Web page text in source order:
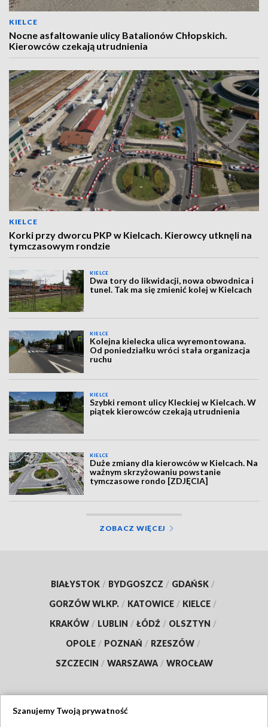
KIELCE
Nocne asfaltowanie ulicy Batalionów Chłopskich.
Kierowców czekają utrudnienia
KIELCE
Korki przy dworcu PKP w Kielcach. Kierowcy utknęli na
tymczasowym rondzie
KIELCE
Dwa tory do likwidacji, nowa obwodnica i
tunel. Tak ma się zmienić kolej w Kielcach
KIELCE
Kolejna kielecka ulica wyremontowana.
Od poniedziałku wróci stała organizacja
ruchu
KIELCE
Szybki remont ulicy Kleckiej w Kielcach. W
piątek kierowców czekają utrudnienia
KIELCE
Duże zmiany dla kierowców w Kielcach. Na
ważnym skrzyżowaniu powstanie
tymczasowe rondo [ZDJĘCIA]
ZOBACZ WIĘCEJ
BIAŁYSTOK / BYDGOSZCZ / GDAŃSK /
GORZÓW WLKP. / KATOWICE / KIELCE /
KRAKÓW / LUBLIN / ŁÓDŹ / OLSZTYN /
OPOLE / POZNAŃ / RZESZÓW /
SZCZECIN / WARSZAWA / WROCŁAW
Szanujemy Twoją prywatność